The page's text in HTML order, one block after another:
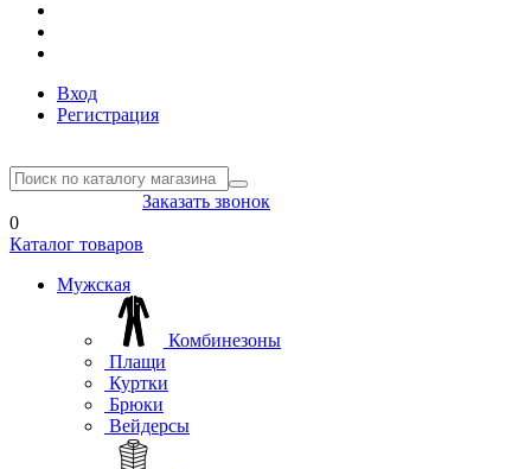
Вход
Регистрация
Заказать звонок
0
Каталог товаров
Мужская
Комбинезоны
Плащи
Куртки
Брюки
Вейдерсы